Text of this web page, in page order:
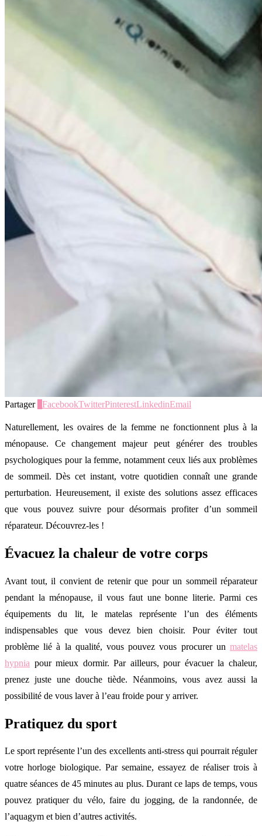
Partager FacebookTwitterPinterestLinkedinEmail
Naturellement, les ovaires de la femme ne fonctionnent plus à la
ménopause. Ce changement majeur peut générer des troubles
psychologiques pour la femme, notamment ceux liés aux problèmes
de sommeil. Dès cet instant, votre quotidien connaît une grande
perturbation. Heureusement, il existe des solutions assez efficaces
que vous pouvez suivre pour désormais profiter d’un sommeil
réparateur. Découvrez-les !
Évacuez la chaleur de votre corps
Avant tout, il convient de retenir que pour un sommeil réparateur
pendant la ménopause, il vous faut une bonne literie. Parmi ces
équipements du lit, le matelas représente l’un des éléments
indispensables que vous devez bien choisir. Pour éviter tout
problème lié à la qualité, vous pouvez vous procurer un matelas
hypnia pour mieux dormir. Par ailleurs, pour évacuer la chaleur,
prenez juste une douche tiède. Néanmoins, vous avez aussi la
possibilité de vous laver à l’eau froide pour y arriver.
Pratiquez du sport
Le sport représente l’un des excellents anti-stress qui pourrait réguler
votre horloge biologique. Par semaine, essayez de réaliser trois à
quatre séances de 45 minutes au plus. Durant ce laps de temps, vous
pouvez pratiquer du vélo, faire du jogging, de la randonnée, de
l’aquagym et bien d’autres activités.